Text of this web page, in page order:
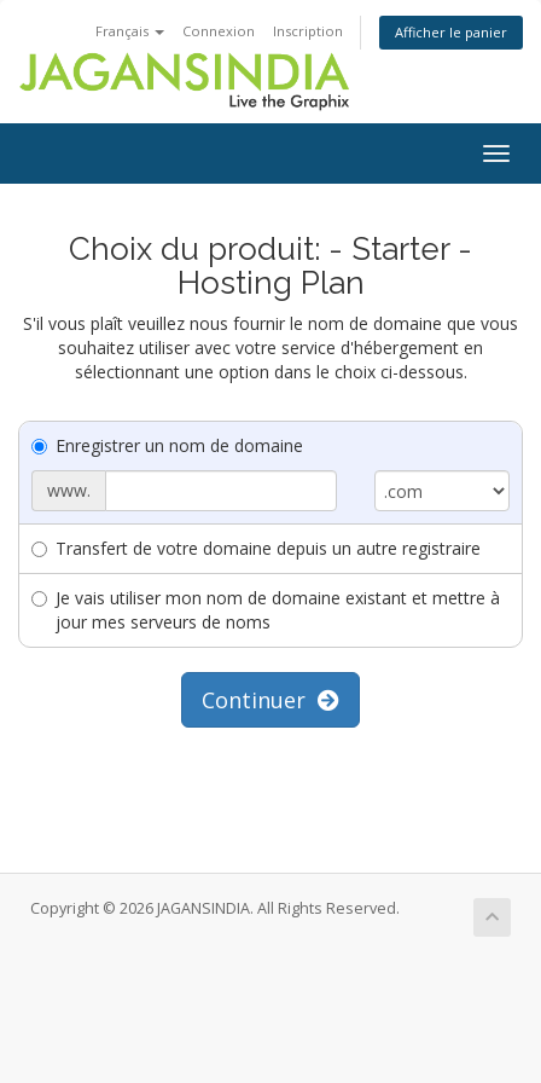
Français Connexion Inscription Afficher le panier
Choix du produit: - Starter -
Hosting Plan
S'il vous plaît veuillez nous fournir le nom de domaine que vous
souhaitez utiliser avec votre service d'hébergement en
sélectionnant une option dans le choix ci-dessous.
Enregistrer un nom de domaine
www.
Transfert de votre domaine depuis un autre registraire
Je vais utiliser mon nom de domaine existant et mettre à
jour mes serveurs de noms
Continuer
Copyright © 2026 JAGANSINDIA. All Rights Reserved.